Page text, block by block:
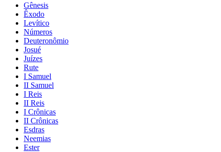
Gênesis
Êxodo
Levítico
Números
Deuteronômio
Josué
Juízes
Rute
I Samuel
II Samuel
I Reis
II Reis
I Crônicas
II Crônicas
Esdras
Neemias
Ester